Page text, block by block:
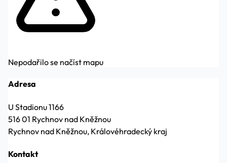
Nepodařilo se načíst mapu
Adresa
U Stadionu 1166
516 01 Rychnov nad Kněžnou
Rychnov nad Kněžnou, Královéhradecký kraj
Kontakt